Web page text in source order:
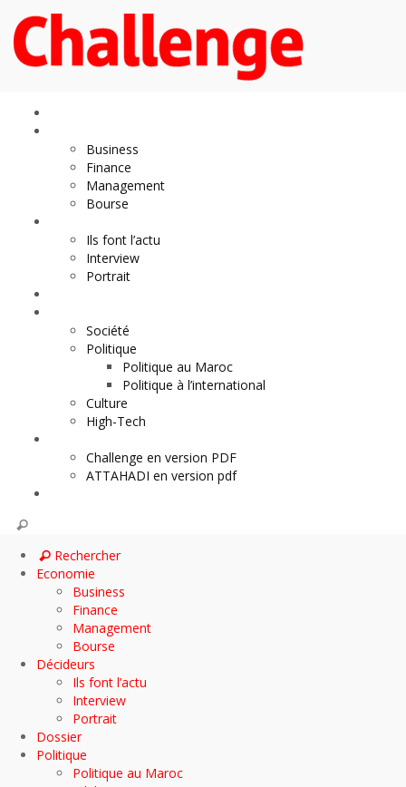
Business
Finance
Management
Bourse
Ils font l’actu
Interview
Portrait
Société
Politique
Politique au Maroc
Politique à l’international
Culture
High-Tech
Challenge en version PDF
ATTAHADI en version pdf
Rechercher
Economie
Business
Finance
Management
Bourse
Décideurs
Ils font l’actu
Interview
Portrait
Dossier
Politique
Politique au Maroc